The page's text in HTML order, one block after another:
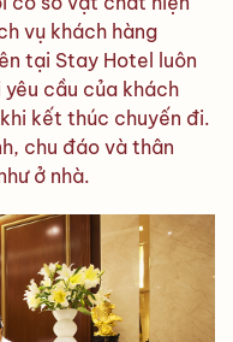
vụ khách hàng
tại Stay Hotel luôn
cầu của khách
kết thúc chuyến đi.
chu đáo và thân
ở nhà.